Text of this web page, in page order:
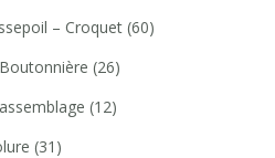
– Croquet (60)
(26)
(12)
(31)